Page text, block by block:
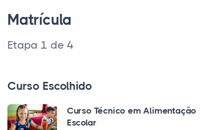
Matrícula
Etapa 1 de 4
Curso Escolhido
Curso Técnico em Alimentação
Escolar